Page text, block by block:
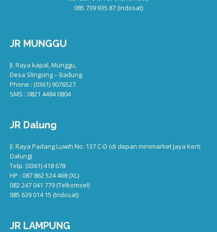
085 739 935 87 (Indosat)
JR MUNGGU
Jl. Raya kapal, Munggu,
Desa Slingsing – Badung.
Phone : (0361) 9076527.
SMS : 0821 4484 0804
JR Dalung
Jl. Raya Padang Luwih No. 137 C-D (di depan minimarket Jaya Kerti
Dalung)
Telp. (0361) 418 678
HP : 087 862 524 468 (XL)
082 247 041 779 (Telkomsel)
085 639 014 15 (Indosat)
JR LAMPUNG